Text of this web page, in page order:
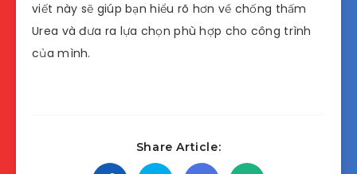
viết này sẽ giúp bạn hiểu rõ hơn về chống thấm
Urea và đưa ra lựa chọn phù hợp cho công trình
của mình.
Share Article: